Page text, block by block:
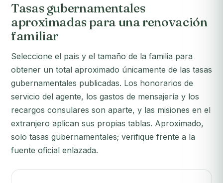
Tasas gubernamentales
aproximadas para una renovación
familiar
Seleccione el país y el tamaño de la familia para
obtener un total aproximado únicamente de las tasas
gubernamentales publicadas. Los honorarios de
servicio del agente, los gastos de mensajería y los
recargos consulares son aparte, y las misiones en el
extranjero aplican sus propias tablas. Aproximado,
solo tasas gubernamentales; verifique frente a la
fuente oficial enlazada.